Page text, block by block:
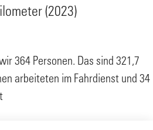
(2023)
364 Personen. Das sind 321,7
arbeiteten im Fahrdienst und 34